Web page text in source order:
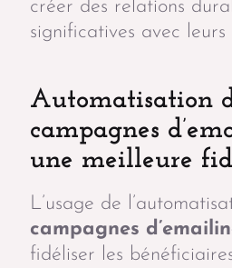
créer des relations
significatives avec leurs
Automatisation
campagnes
une meilleure
L’usage de
campagnes
fidéliser les